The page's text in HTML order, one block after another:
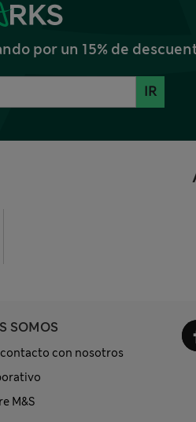
por un 15% de
IR
SOMOS
con nosotros
M&S